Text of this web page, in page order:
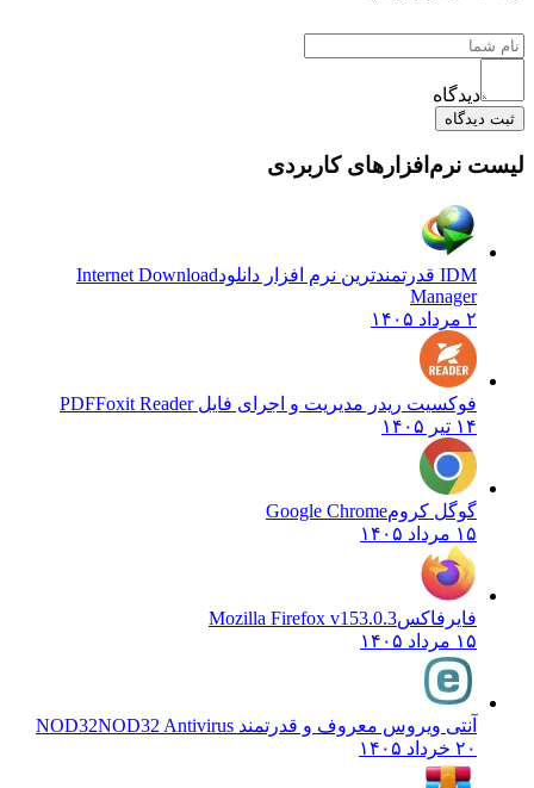
دیدگاه
ثبت دیدگاه
لیست نرم‌افزارهای کاربردی
IDM قدرتمندترین نرم افزار دانلود
Internet Download
Manager
۲ مرداد ۱۴۰۵
فوکسیت ریدر مدیریت و اجرای فایل PDFFoxit Reader
۱۴ تیر ۱۴۰۵
گوگل کرومGoogle Chrome
۱۵ مرداد ۱۴۰۵
فایرفاکسMozilla Firefox v153.0.3
۱۵ مرداد ۱۴۰۵
آنتی ویروس معروف و قدرتمند NOD32 NOD32 Antivirus
۲۰ خرداد ۱۴۰۵